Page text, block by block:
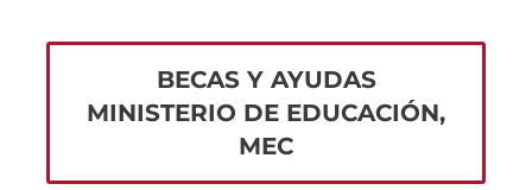
BECAS Y AYUDAS
MINISTERIO DE EDUCACIÓN,
MEC